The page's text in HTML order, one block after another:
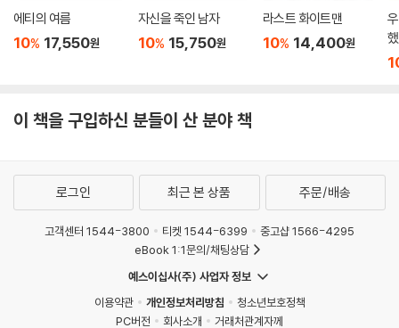
다.
에티의 여름
10% 17,550원
자신을 죽인 남자
10% 15,750원
라스트 화이트맨
10% 14,400원
이 책을 구입하신 분들이 산 분야 책
로그인 최근 본 상품 주문/배송
고객센터 1544-3800 티켓 1544-6399
중고샵 1566-4295
eBook 1:1문의/채팅상담
예스이십사(주) 사업자 정보
이용약관
개인정보처리방침
청소년보호정책
PC버전
회사소개 거래처관계자께